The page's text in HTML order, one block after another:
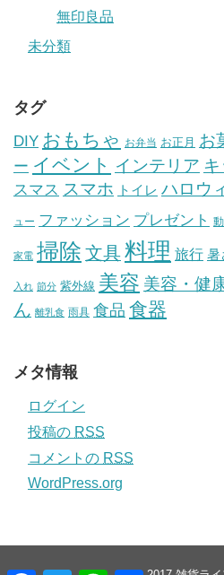
無印良品
未分類
タグ
DIY おもちゃ お弁当 お正月 お
ー イベント インテリア
スマス スマホ トイレ ハロウ
ュー ファッション プレゼント
家電 掃除 文具料理 旅行 暑
入れ 節分 紫外線 美容 美容・健
ん 離乳食 雨具 食品 食器
メタ情報
ログイン
投稿の RSS
コメントの RSS
WordPress.org